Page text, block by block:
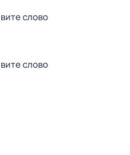
слово
слово